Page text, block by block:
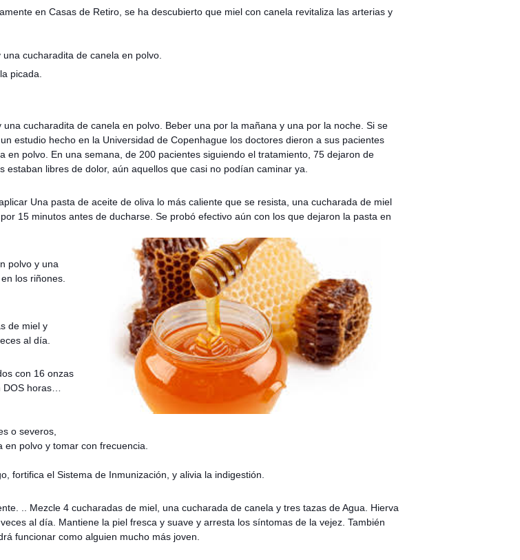
en Casas de Retiro, se ha descubierto que miel con canela revitaliza las arterias y
cucharadita de canela en polvo.
picada.
cucharadita de canela en polvo. Beber una por la mañana y una por la noche. Si se
estudio hecho en la Universidad de Copenhague los doctores dieron a sus pacientes
polvo. En una semana, de 200 pacientes siguiendo el tratamiento, 75 dejaron de
libres de dolor, aún aquellos que casi no podían caminar ya.
Una pasta de aceite de oliva lo más caliente que se resista, una cucharada de miel
15 minutos antes de ducharse. Se probó efectivo aún con los que dejaron la pasta en
polvo y una
los riñones.
de miel y
al día.
con 16 onzas
DOS horas…
o severos,
en polvo y tomar con frecuencia.
fortifica el Sistema de Inmunización, y alivia la indigestión.
.. Mezcle 4 cucharadas de miel, una cucharada de canela y tres tazas de Agua. Hierva
al día. Mantiene la piel fresca y suave y arresta los síntomas de la vejez. También
funcionar como alguien mucho más joven.